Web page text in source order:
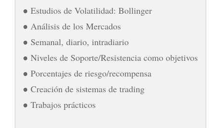
● Estudios de Volatilidad: Bollinger
● Análisis de los Mercados
● Semanal, diario, intradiario
● Niveles de Soporte/Resistencia como objetivos
● Porcentajes de riesgo/recompensa
● Creación de sistemas de trading
● Trabajos prácticos